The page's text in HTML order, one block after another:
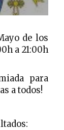
de los
a 21:00h
para
a todos!